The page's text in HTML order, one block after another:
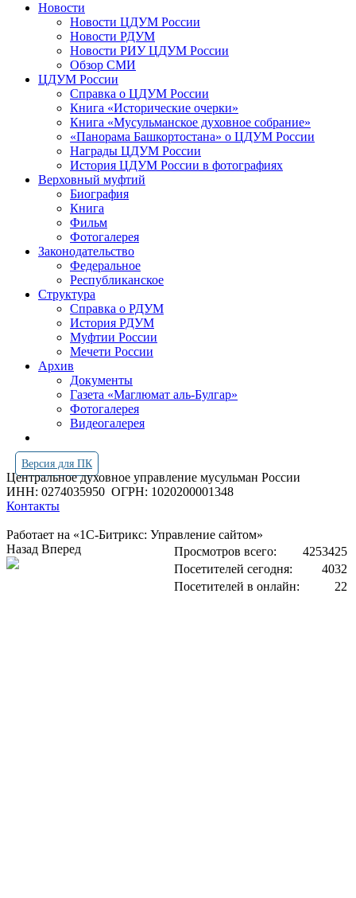
Новости
Новости ЦДУМ России
Новости РДУМ
Новости РИУ ЦДУМ России
Обзор СМИ
ЦДУМ России
Справка о ЦДУМ России
Книга «Исторические очерки»
Книга «Мусульманское духовное собрание»
«Панорама Башкортостана» о ЦДУМ России
Награды ЦДУМ России
История ЦДУМ России в фотографиях
Верховный муфтий
Биография
Книга
Фильм
Фотогалерея
Законодательство
Федеральное
Республиканское
Структура
Справка о РДУМ
История РДУМ
Муфтии России
Мечети России
Архив
Документы
Газета «Маглюмат аль-Булгар»
Фотогалерея
Видеогалерея
Версия для ПК
Центральное духовное управление мусульман России
ИНН: 0274035950 ОГРН: 1020200001348
Контакты
Работает на «1С-Битрикс: Управление сайтом»
Просмотров всего:
4253425
Посетителей сегодня:
4032
Посетителей в онлайн:
22
Назад Вперед